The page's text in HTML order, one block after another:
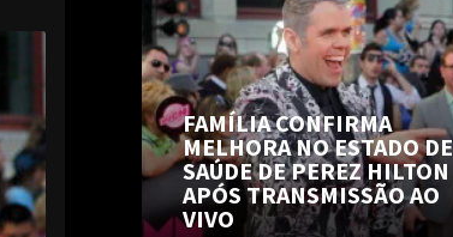
FAMÍLIA CONFIRMA
MELHORA NO ESTADO DE
SAÚDE DE PEREZ HILTON
APÓS TRANSMISSÃO AO
VIVO